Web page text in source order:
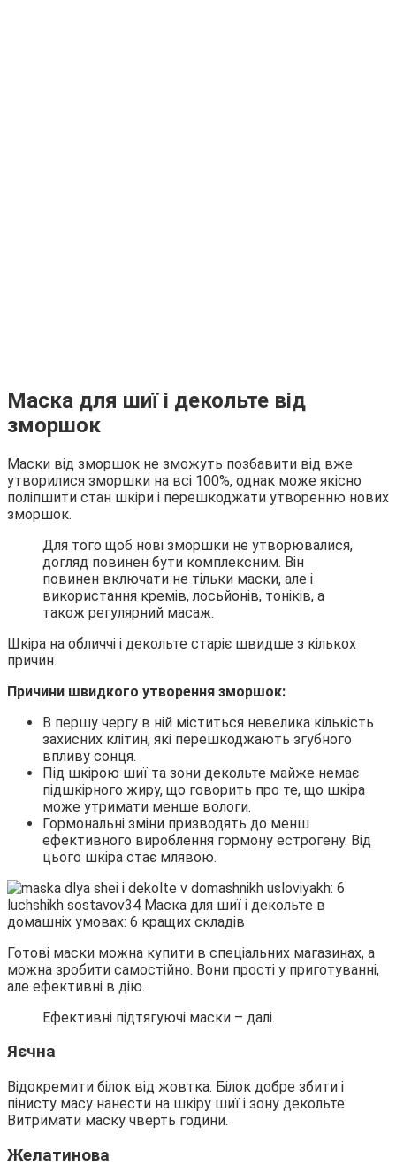
Маска для шиї і декольте від
зморшок
Маски від зморшок не зможуть позбавити від вже
утворилися зморшки на всі 100%, однак може якісно
поліпшити стан шкіри і перешкоджати утворенню нових
зморшок.
Для того щоб нові зморшки не утворювалися,
догляд повинен бути комплексним. Він
повинен включати не тільки маски, але і
використання кремів, лосьйонів, тоніків, а
також регулярний масаж.
Шкіра на обличчі і декольте старіє швидше з кількох
причин.
Причини швидкого утворення зморшок:
В першу чергу в ній міститься невелика кількість
захисних клітин, які перешкоджають згубного
впливу сонця.
Під шкірою шиї та зони декольте майже немає
підшкірного жиру, що говорить про те, що шкіра
може утримати менше вологи.
Гормональні зміни призводять до менш
ефективного вироблення гормону естрогену. Від
цього шкіра стає млявою.
Готові маски можна купити в спеціальних магазинах, а
можна зробити самостійно. Вони прості у приготуванні,
але ефективні в дію.
Ефективні підтягуючі маски – далі.
Яєчна
Відокремити білок від жовтка. Білок добре збити і
пінисту масу нанести на шкіру шиї і зону декольте.
Витримати маску чверть години.
Желатинова